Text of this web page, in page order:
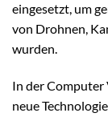
eingesetzt, um
von Drohnen,
wurden.
In der
neue